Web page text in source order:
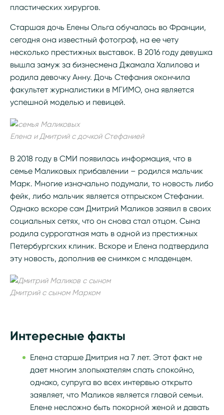
пластических хирургов.
Старшая дочь Елены Ольга обучалась во Франции,
сегодня она известный фотограф, на ее чету
несколько престижных выставок. В 2016 году девушка
вышла замуж за бизнесмена Джамала Халилова и
родила девочку Анну. Дочь Стефания окончила
факультет журналистики в МГИМО, она является
успешной моделью и певицей.
Елена и Дмитрий с дочкой Стефанией
В 2018 году в СМИ появилась информация, что в
семье Маликовых прибавлении – родился мальчик
Марк. Многие изначально подумали, то новость либо
фейк, либо мальчик является отпрыском Стефании.
Однако вскоре сам Дмитрий Маликов заявил в своих
социальных сетях, что он снова стал отцом. Сына
родила суррогатная мать в одной из престижных
Петербургских клиник. Вскоре и Елена подтвердила
эту новость, дополнив ее снимком с младенцем.
Дмитрий с сыном Марком
Интересные факты
Елена старше Дмитрия на 7 лет. Этот факт не
дает многим злопыхателям спать спокойно,
однако, супруга во всех интервью открыто
заявляет, что Маликов является главой семьи.
Елене несложно быть покорной женой и давать